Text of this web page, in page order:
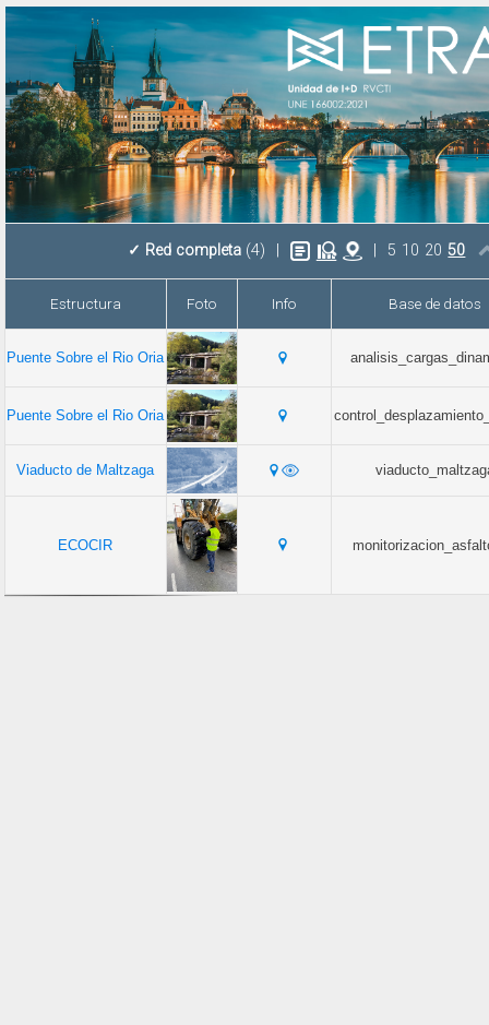
✓ Red completa (4) 5 10 20 50
Estructura Foto Info Base de datos
Puente Sobre el Rio Oria
Puente Sobre el Rio Oria
Viaducto de Maltzaga
ECOCIR